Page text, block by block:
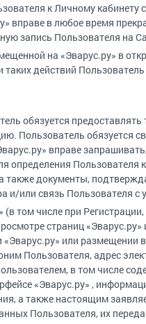
к Личному
вправе в любое время
запись Пользователя на
на «Эварус.ру» в
действий
обязуется
Пользователь обязуется
вправе
Пользователя
документы,
и/или связь Пользователя
том числе при
страниц
или размещении
Пользователя, адрес
в том числе
«Эварус.ру» ,
а также настоящим
Пользователя, их